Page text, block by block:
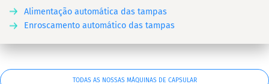
Alimentação automática das tampas
Enroscamento automático das tampas
TODAS AS NOSSAS MÁQUINAS DE CAPSULAR